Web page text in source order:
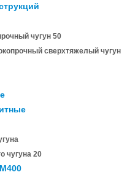
чугун 50
сверхтяжелый чугун
чугуна 20